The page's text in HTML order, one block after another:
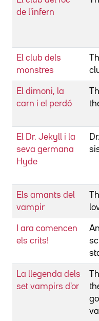
de l'infern
El club dels
monstres
El dimoni, la
carn i el perdó
El Dr. Jekyll i la
seva germana
Hyde
Els amants del
vampir
I ara comencen
els crits!
La llegenda dels
set vampirs d'or